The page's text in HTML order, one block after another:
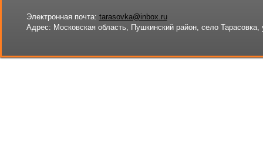
Электронная почта: tarasovka@inbox.ru
Адрес: Московская область, Пушкинский район, село